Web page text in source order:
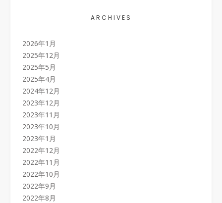
ARCHIVES
2026年1月
2025年12月
2025年5月
2025年4月
2024年12月
2023年12月
2023年11月
2023年10月
2023年1月
2022年12月
2022年11月
2022年10月
2022年9月
2022年8月